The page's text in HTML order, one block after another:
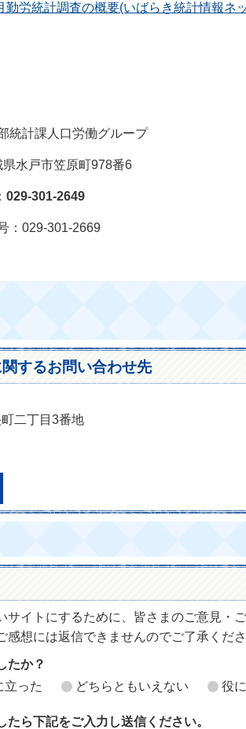
勤労統計調査の概要(いばらき統計情報
人口労働グループ
市笠原町978番6
029-301-2649
301-2669
するお問い合わせ先
二丁目3番地
サイトにするために、皆さまのご意見・
想には返信できませんのでご了承くださ
たか？
立った どちらともいえない 役
ら下記をご入力し送信ください。